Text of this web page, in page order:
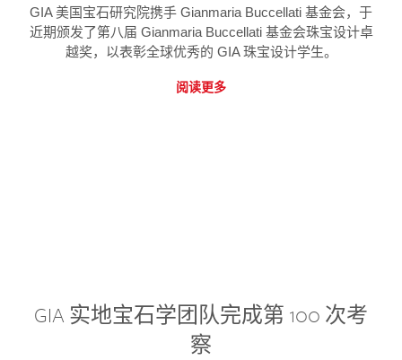
GIA 美国宝石研究院携手 Gianmaria Buccellati 基金会，于
近期颁发了第八届 Gianmaria Buccellati 基金会珠宝设计卓
越奖，以表彰全球优秀的 GIA 珠宝设计学生。
阅读更多
GIA 实地宝石学团队完成第 100 次考
察